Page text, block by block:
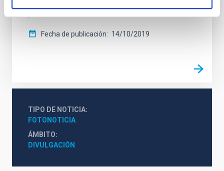
Fecha de publicación 14/10/2019
TIPO DE NOTICIA
FOTONOTICIA
ÁMBITO
DIVULGACIÓN